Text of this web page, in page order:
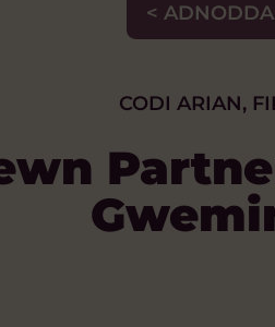
<
CODI ARIAN,